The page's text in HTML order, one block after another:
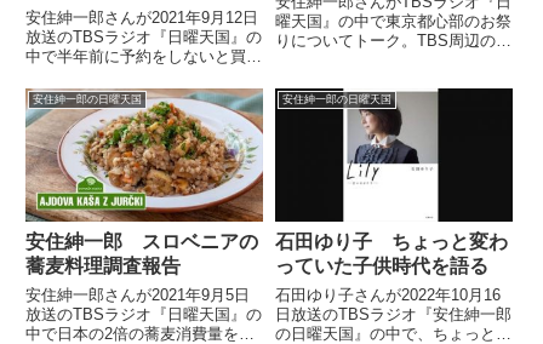
安住紳一郎さんが2021年9月12日
放送のTBSラジオ『日曜天国』の
中で半年前に予約をしないと買え
ヒゲタ醤油の玄蕃蔵について話し
ていました。
曜天国』の中で東京都心部のお祭
りについてトーク。TBS周辺の赤
郎）それから今日は赤坂は山王神
社、2年に1度の本祭ということ
で。各町内会のお神輿なんか...
安住紳一郎の日曜天国
安住紳一郎 スロベニアの
蕎麦料理調査報告
安住紳一郎さんが2021年9月5日
放送のTBSラジオ『日曜天国』の
中で日本の2倍の蕎麦消費量をほ
安住紳一郎の日曜天国
石田ゆり子 ちょっと変わ
っていた子供時代を語る
石田ゆり子さんが2022年10月16
日放送のTBSラジオ『安住紳一郎
の日曜天国』の中で、ちょっと変